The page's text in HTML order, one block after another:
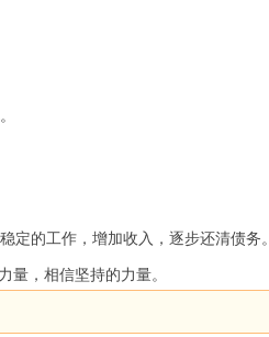
的工作，增加收入，逐步还清债务。
，相信坚持的力量。